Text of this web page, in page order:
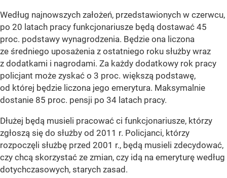
Według najnowszych założeń, przedstawionych w czerwcu,
po 20 latach pracy funkcjonariusze będą dostawać 45
proc. podstawy wynagrodzenia. Będzie ona liczona
ze średniego uposażenia z ostatniego roku służby wraz
z dodatkami i nagrodami. Za każdy dodatkowy rok pracy
policjant może zyskać o 3 proc. większą podstawę,
od której będzie liczona jego emerytura. Maksymalnie
dostanie 85 proc. pensji po 34 latach pracy.
Dłużej będą musieli pracować ci funkcjonariusze, którzy
zgłoszą się do służby od 2011 r. Policjanci, którzy
rozpoczęli służbę przed 2001 r., będą musieli zdecydować,
czy chcą skorzystać ze zmian, czy idą na emeryturę według
dotychczasowych, starych zasad.